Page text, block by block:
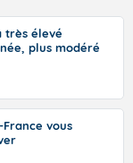
très élevé
plus modéré
France vous